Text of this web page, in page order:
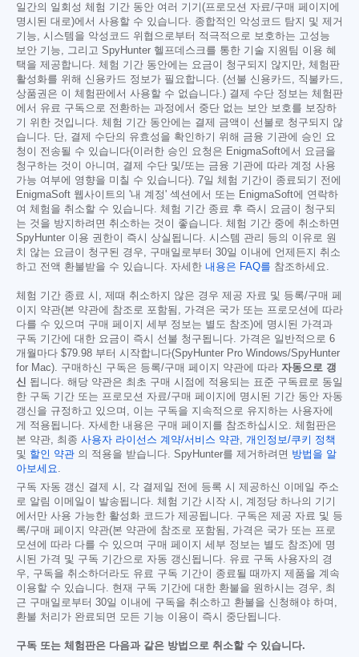
일간의 일회성 체험 기간 동안 여러 기기(프로모션 자료/구매 페이지에
명시된 대로)에서 사용할 수 있습니다. 종합적인 악성코드 탐지 및 제거
기능, 시스템을 악성코드 위협으로부터 적극적으로 보호하는 고성능
보안 기능, 그리고 SpyHunter 헬프데스크를 통한 기술 지원팀 이용 혜
택을 제공합니다. 체험 기간 동안에는 요금이 청구되지 않지만, 체험판
활성화를 위해 신용카드 정보가 필요합니다. (선불 신용카드, 직불카드,
상품권은 이 체험판에서 사용할 수 없습니다.) 결제 수단 정보는 체험판
에서 유료 구독으로 전환하는 과정에서 중단 없는 보안 보호를 보장하
기 위한 것입니다. 체험 기간 동안에는 결제 금액이 선불로 청구되지 않
습니다. 단, 결제 수단의 유효성을 확인하기 위해 금융 기관에 승인 요
청이 전송될 수 있습니다(이러한 승인 요청은 EnigmaSoft에서 요금을
청구하는 것이 아니며, 결제 수단 및/또는 금융 기관에 따라 계정 사용
가능 여부에 영향을 미칠 수 있습니다). 7일 체험 기간이 종료되기 전에
EnigmaSoft 웹사이트의 '내 계정' 섹션에서 또는 EnigmaSoft에 연락하
여 체험을 취소할 수 있습니다. 체험 기간 종료 후 즉시 요금이 청구되
는 것을 방지하려면 취소하는 것이 좋습니다. 체험 기간 중에 취소하면
SpyHunter 이용 권한이 즉시 상실됩니다. 시스템 관리 등의 이유로 원
치 않는 요금이 청구된 경우, 구매일로부터 30일 이내에 언제든지 취소
하고 전액 환불받을 수 있습니다. 자세한 내용은 FAQ를 참조하세요.
체험 기간 종료 시, 제때 취소하지 않은 경우 제공 자료 및 등록/구매 페
이지 약관(본 약관에 참조로 포함됨, 가격은 국가 또는 프로모션에 따라
다를 수 있으며 구매 페이지 세부 정보는 별도 참조)에 명시된 가격과
구독 기간에 대한 요금이 즉시 선불 청구됩니다. 가격은 일반적으로 6
개월마다 $79.98 부터 시작합니다(SpyHunter Pro Windows/SpyHunter
for Mac). 구매하신 구독은 등록/구매 페이지 약관에 따라 자동으로 갱
신 됩니다. 해당 약관은 최초 구매 시점에 적용되는 표준 구독료로 동일
한 구독 기간 또는 프로모션 자료/구매 페이지에 명시된 기간 동안 자동
갱신을 규정하고 있으며, 이는 구독을 지속적으로 유지하는 사용자에
게 적용됩니다. 자세한 내용은 구매 페이지를 참조하십시오. 체험판은
본 약관, 최종 사용자 라이선스 계약/서비스 약관, 개인정보/쿠키 정책
및 할인 약관 의 적용을 받습니다. SpyHunter를 제거하려면 방법을 알
아보세요.
구독 자동 갱신 결제 시, 각 결제일 전에 등록 시 제공하신 이메일 주소
로 알림 이메일이 발송됩니다. 체험 기간 시작 시, 계정당 하나의 기기
에서만 사용 가능한 활성화 코드가 제공됩니다. 구독은 제공 자료 및 등
록/구매 페이지 약관(본 약관에 참조로 포함됨, 가격은 국가 또는 프로
모션에 따라 다를 수 있으며 구매 페이지 세부 정보는 별도 참조)에 명
시된 가격 및 구독 기간으로 자동 갱신됩니다. 유료 구독 사용자의 경
우, 구독을 취소하더라도 유료 구독 기간이 종료될 때까지 제품을 계속
이용할 수 있습니다. 현재 구독 기간에 대한 환불을 원하시는 경우, 최
근 구매일로부터 30일 이내에 구독을 취소하고 환불을 신청해야 하며,
환불 처리가 완료되면 모든 기능 이용이 즉시 중단됩니다.
구독 또는 체험판은 다음과 같은 방법으로 취소할 수 있습니다.